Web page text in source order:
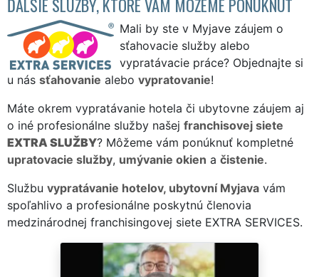
Mali by ste v Myjave záujem o
sťahovacie služby alebo
vypratávacie práce? Objednajte si
u nás sťahovanie alebo vypratovanie!
Máte okrem vypratávanie hotela či ubytovne záujem aj
o iné profesionálne služby našej franchisovej siete
EXTRA SLUŽBY? Môžeme vám ponúknuť kompletné
upratovacie služby, umývanie okien a čistenie.
Službu vypratávanie hotelov, ubytovní Myjava vám
spoľahlivo a profesionálne poskytnú členovia
medzinárodnej franchisingovej siete EXTRA SERVICES.